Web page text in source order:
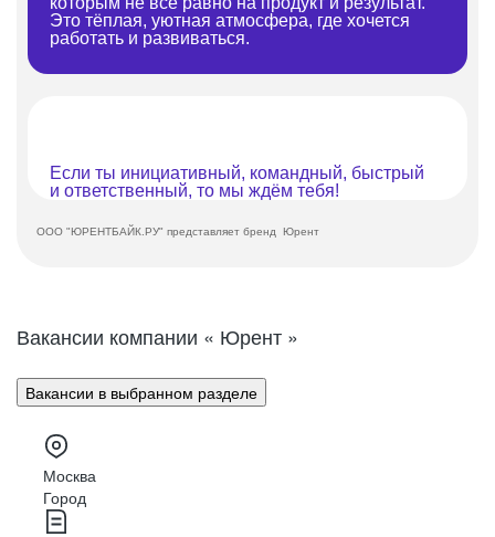
Это тёплая, уютная атмосфера, где хочется
работать и развиваться.
Если ты инициативный, командный, быстрый
и ответственный, то мы ждём тебя!
ООО "ЮРЕНТБАЙК.РУ" представляет бренд Юрент
Вакансии компании « Юрент »
Вакансии в выбранном разделе
Москва
Город